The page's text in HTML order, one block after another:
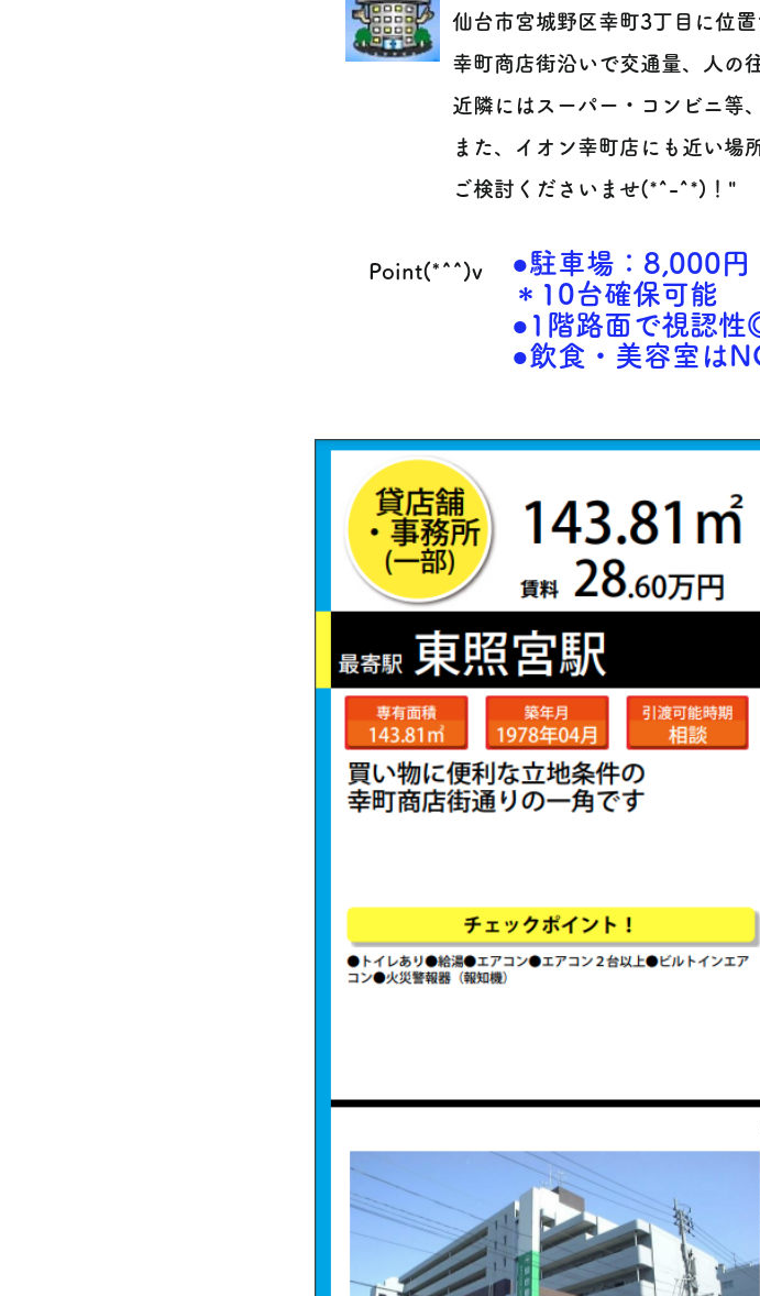
仙台市宮城野区幸町3丁目に位
幸町商店街沿いで交通量、人の
近隣にはスーパー・コンビニ等
また、イオン幸町店にも近い場
ご検討くださいませ(*^-^*)！"
Point(*^^)v
●駐車場：8,000円
＊10台確保可能
●1階路面で視認
●飲食・美容室は